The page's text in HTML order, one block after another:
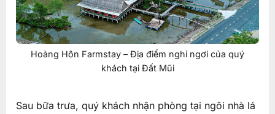
Hoàng Hôn Farmstay – Địa điểm nghỉ ngơi của quý
khách tại Đất Mũi
Sau bữa trưa, quý khách nhận phòng tại ngôi nhà lá